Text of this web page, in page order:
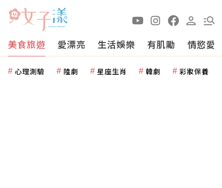
美食旅遊 愛漂亮 生活娛樂 有肌勵 情慾愛
心理測驗 陸劇 星座生肖 韓劇 彩妝保養